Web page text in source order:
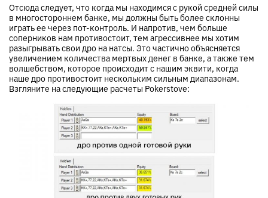
Отсюда следует, что когда мы находимся с рукой средней силы
в многостороннем банке, мы должны быть более склонны
играть ее через пот-контроль. И напротив, чем больше
соперников нам противостоит, тем агрессивнее мы хотим
разыгрывать свои дро на натсы. Это частично объясняется
увеличением количества мертвых денег в банке, а также тем
волшебством, которое происходит с нашим эквити, когда
наше дро противостоит нескольким сильным диапазонам.
Взгляните на следующие расчеты Pokerstove: